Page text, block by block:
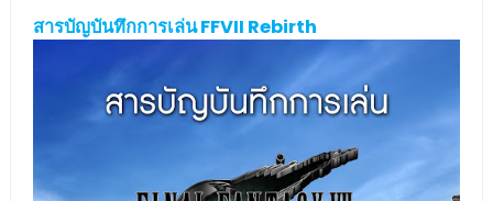
สารบัญบันทึกการเล่น FFVII Rebirth